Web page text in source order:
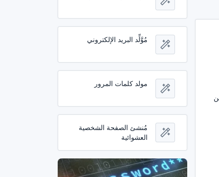
مُوَّلِّد البريد الإلكتروني
مولد كلمات المرور
مُنشئ الصفحة الشخصية
العشوائية